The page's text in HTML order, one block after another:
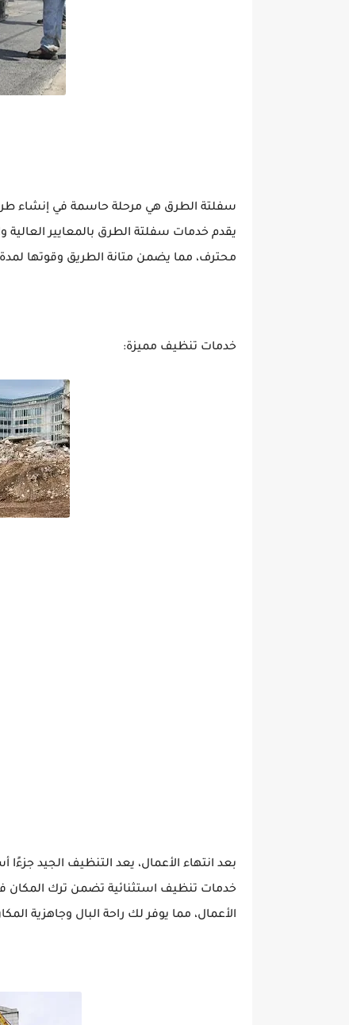
يقدم خدمات سفلتة الطرق بالمعايير
محترف، مما يضمن متانة الطريق وقوتها
خدمات تنظيف مميزة:
خدمات تنظيف استثنائية تضمن ترك المكان
الأعمال، مما يوفر لك راحة البال وجاهزية